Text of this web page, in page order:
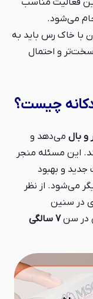
فعالیت مناسب
می‌شود.
با خاک رس باید به
آن‌ سخت‌تر و احتمال
چیست؟
و بال می‌دهد و
این مسئله منجر
و بهبود
می‌شود. از نظر
در سنین
در سن7 سالگی